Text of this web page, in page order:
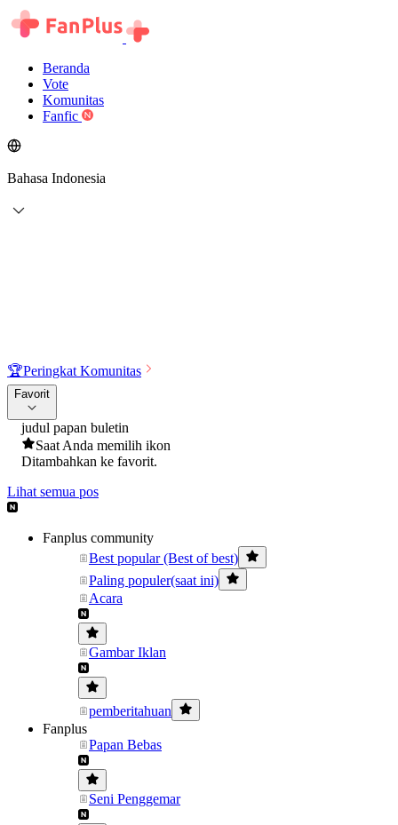
Beranda
Vote
Komunitas
Fanfic
Bahasa Indonesia
🏆Peringkat Komunitas
Favorit
judul papan buletin
Saat Anda memilih ikon
Ditambahkan ke favorit.
Lihat semua pos
Fanplus community
Best popular (Best of best)
Paling populer(saat ini)
Acara
Gambar Iklan
pemberitahuan
Fanplus
Papan Bebas
Seni Penggemar